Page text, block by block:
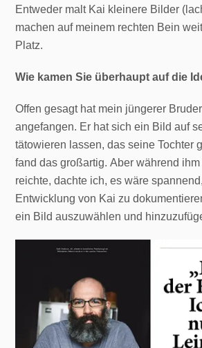
Entweder malt Kai kleinere Bilder
machen auf meinem rechten Bein
Platz.
Wie kamen Sie überhaupt auf die
Offen gesagt hat mein jüngerer
angefangen. Er hat sich ein Bild auf
tätowieren lassen, das seine Tochter
fand das großartig. Aber während
reichte, dachte ich, es wäre
Entwicklung von Kai zu
ein Bild auszuwählen und